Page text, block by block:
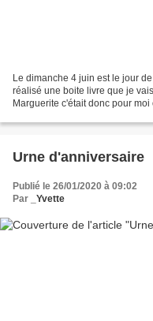
Le dimanche 4 juin est le jour
réalisé une boite livre que je
Marguerite c'était donc pour
Urne d'anniversaire
Publié le 26/01/2020 à 09:02
Par
_Yvette